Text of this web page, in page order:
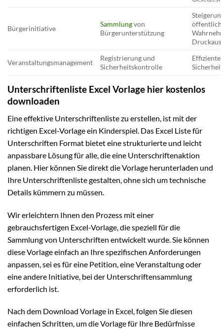
Bürgerinitiative
Sammlungvon
Bürgerunterstützung
Veranstaltungsmanagement
Registrierung und
Sicherheitskontrolle
Unterschriftenliste Excel Vorlage hier kostenlos
downloaden
Eine effektive Unterschriftenliste zu erstellen, ist mit der
richtigen Excel-Vorlage ein Kinderspiel. Das Excel Liste für
Unterschriften Format bietet eine strukturierte und leicht
anpassbare Lösung für alle, die eine Unterschriftenaktion
planen. Hier können Sie direkt die Vorlage herunterladen und
Ihre Unterschriftenliste gestalten, ohne sich um technische
Details kümmern zu müssen.
Wir erleichtern Ihnen den Prozess mit einer
gebrauchsfertigen Excel-Vorlage, die speziell für die
Sammlung von Unterschriften entwickelt wurde. Sie können
diese Vorlage einfach an Ihre spezifischen Anforderungen
anpassen, sei es für eine Petition, eine Veranstaltung oder
eine andere Initiative, bei der Unterschriftensammlung
erforderlich ist.
Nach dem Download Vorlage in Excel, folgen Sie diesen
einfachen Schritten, um die Vorlage für Ihre Bedürfnisse